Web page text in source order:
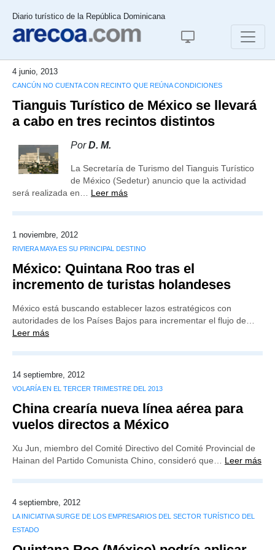
Diario turístico de la República Dominicana
4 junio, 2013
CANCÚN NO CUENTA CON RECINTO QUE REÚNA CONDICIONES
Tianguis Turístico de México se llevará
a cabo en tres recintos distintos
PorD. M.
La Secretaría de Turismo del Tianguis Turístico
de México (Sedetur) anuncio que la actividad
será realizada en… Leer más
1 noviembre, 2012
RIVIERA MAYA ES SU PRINCIPAL DESTINO
México: Quintana Roo tras el
incremento de turistas holandeses
México está buscando establecer lazos estratégicos con
autoridades de los Países Bajos para incrementar el flujo de…
Leer más
14 septiembre, 2012
VOLARÍA EN EL TERCER TRIMESTRE DEL 2013
China crearía nueva línea aérea para
vuelos directos a México
Xu Jun, miembro del Comité Directivo del Comité Provincial de
Hainan del Partido Comunista Chino, consideró que… Leer más
4 septiembre, 2012
LA INICIATIVA SURGE DE LOS EMPRESARIOS DEL SECTOR TURÍSTICO DEL
ESTADO